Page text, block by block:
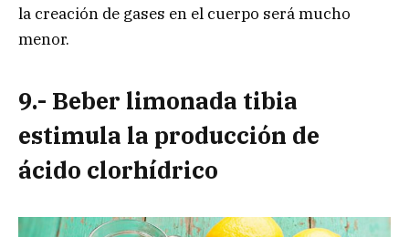
la creación de gases en el cuerpo será mucho
menor.
9.- Beber limonada tibia
estimula la producción de
ácido clorhídrico